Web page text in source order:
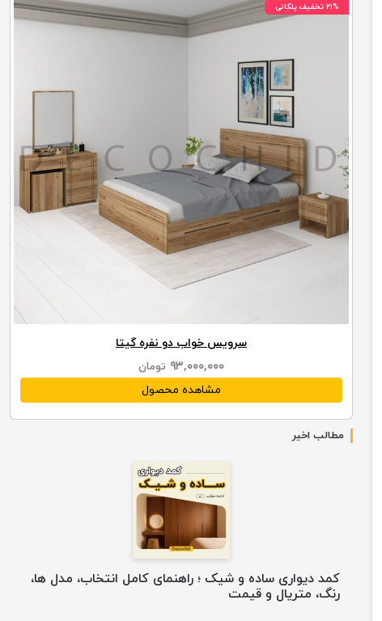
۲۱% تخفیف پلکانی
سرویس خواب دو نفره گیتا
۹۳,۰۰۰,۰۰۰ تومان
مشاهده محصول
مطالب اخیر
کمد دیواری ساده و شیک ؛ راهنمای کامل انتخاب، مدل ها،
رنگ، متریال و قیمت